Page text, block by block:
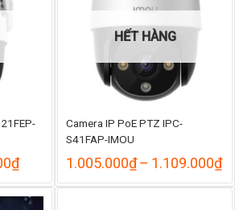
₫Khoảng
từ
780.000₫
HẾT HÀNG
Camera IP PoE PTZ IPC-
S41FAP-IMOU
1.005.000₫– 1.109.000₫
từ